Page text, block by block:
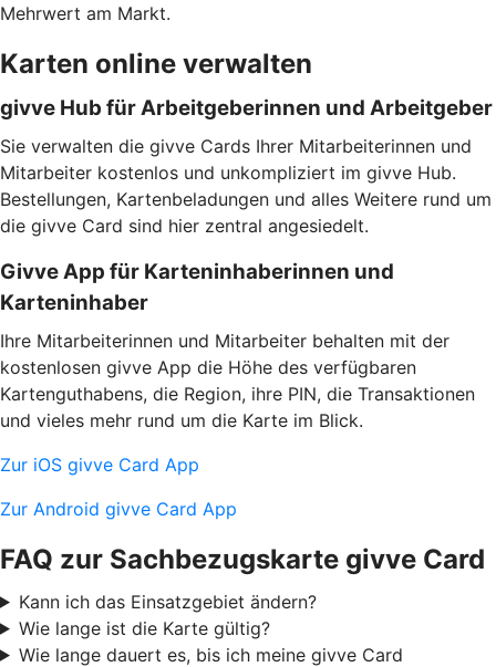
Mehrwert am Markt.
Karten online verwalten
givve Hub für Arbeitgeberinnen und Arbeitgeber
Sie verwalten die givve Cards Ihrer Mitarbeiterinnen und
Mitarbeiter kostenlos und unkompliziert im givve Hub.
Bestellungen, Kartenbeladungen und alles Weitere rund um
die givve Card sind hier zentral angesiedelt.
Givve App für Karteninhaberinnen und
Karteninhaber
Ihre Mitarbeiterinnen und Mitarbeiter behalten mit der
kostenlosen givve App die Höhe des verfügbaren
Kartenguthabens, die Region, ihre PIN, die Transaktionen
und vieles mehr rund um die Karte im Blick.
Zur iOS givve Card App
Zur Android givve Card App
FAQ zur Sachbezugskarte givve Card
Kann ich das Einsatzgebiet ändern?
Wie lange ist die Karte gültig?
Wie lange dauert es, bis ich meine givve Card